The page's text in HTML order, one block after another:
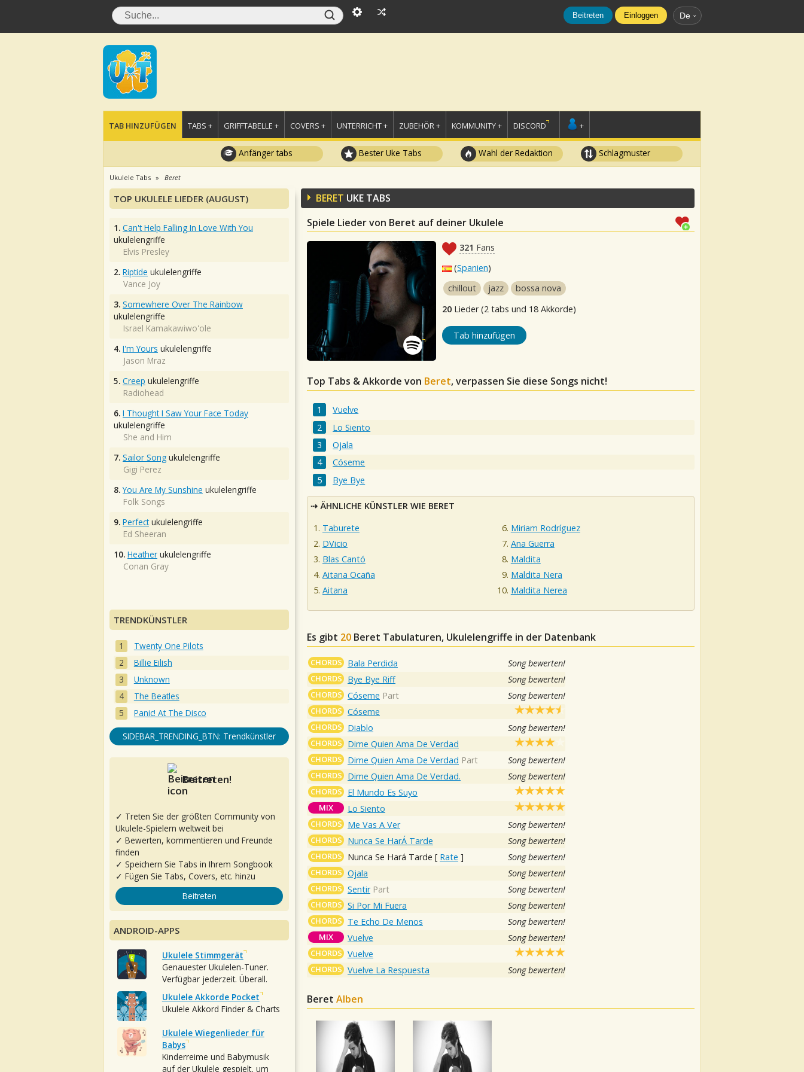
Beitreten Einloggen De
TAB HINZUFÜGEN TABS + GRIFFTABELLE + COVERS + UNTERRICHT + ZUBEHÖR + KOMMUNITY + DISCORD +
Anfänger tabs Bester Uke Tabs Wahl der Redaktion Schlagmuster
Ukulele Tabs Beret
BERET UKE TABS
Spiele Lieder von Beret auf deiner Ukulele
321 Fans
(Spanien)
chillout
jazz
bossa nova
20 Lieder (2 tabs und 18 Akkorde)
Tab hinzufügen
Top Tabs & Akkorde von Beret, verpassen Sie diese Songs nicht!
Vuelve
Lo Siento
Ojala
Cóseme
Bye Bye
ÄHNLICHE KÜNSTLER WIE BERET
Taburete
DVicio
Blas Cantó
Aitana Ocaña
Aitana
Miriam Rodríguez
Ana Guerra
Maldita
Maldita Nera
Maldita Nerea
Es gibt 20 Beret Tabulaturen, Ukulelengriffe in der Datenbank
CHORDS Bala Perdida Song bewerten!
CHORDS Bye Bye Riff Song bewerten!
CHORDS Cóseme Part Song bewerten!
CHORDS Cóseme
CHORDS Diablo Song bewerten!
CHORDS Dime Quien Ama De Verdad
CHORDS Dime Quien Ama De Verdad Part Song bewerten!
CHORDS Dime Quien Ama De Verdad. Song bewerten!
CHORDS El Mundo Es Suyo
MIX Lo Siento
CHORDS Me Vas A Ver Song bewerten!
CHORDS Nunca Se HarÁ Tarde Song bewerten!
CHORDS Nunca Se Hará Tarde [ Rate ] Song bewerten!
CHORDS Ojala Song bewerten!
CHORDS Sentir Part Song bewerten!
CHORDS Si Por Mi Fuera Song bewerten!
CHORDS Te Echo De Menos Song bewerten!
MIX Vuelve Song bewerten!
CHORDS Vuelve
CHORDS Vuelve La Respuesta Song bewerten!
Beret Alben
TOP UKULELE LIEDER (AUGUST)
1. Can't Help Falling In Love With You
ukulelengriffe
Elvis Presley
2. Riptide ukulelengriffe
Vance Joy
3. Somewhere Over The Rainbow
ukulelengriffe
Israel Kamakawiwo'ole
4. I'm Yours ukulelengriffe
Jason Mraz
5. Creep ukulelengriffe
Radiohead
6. I Thought I Saw Your Face Today
ukulelengriffe
She and Him
7. Sailor Song ukulelengriffe
Gigi Perez
8. You Are My Sunshine ukulelengriffe
Folk Songs
9. Perfectukulelengriffe
Ed Sheeran
10. Heather ukulelengriffe
Conan Gray
TRENDKÜNSTLER
Twenty One Pilots
Billie Eilish
Unknown
The Beatles
Panic! At The Disco
SIDEBAR_TRENDING_BTN: Trendkünstler
Beitreten!
✓ Treten Sie der größten Community von
Ukulele-Spielern weltweit bei
✓ Bewerten, kommentieren und Freunde
finden
✓ Speichern Sie Tabs in Ihrem Songbook
✓ Fügen Sie Tabs, Covers, etc. hinzu
Beitreten
ANDROID-APPS
Ukulele Stimmgerät
Genauester Ukulelen-Tuner.
Verfügbar jederzeit. Überall.
Ukulele Akkorde Pocket
Ukulele Akkord Finder & Charts
Ukulele Wiegenlieder für
Babys
Kinderreime und Babymusik
auf der Ukulele gespielt, um